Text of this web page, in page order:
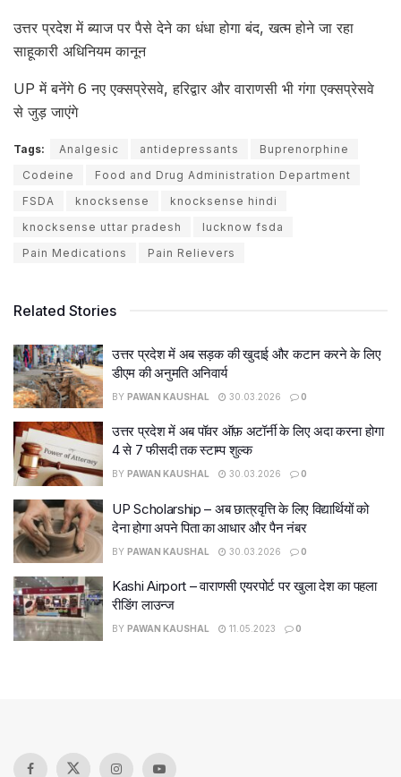
उत्तर प्रदेश में ब्याज पर पैसे देने का धंधा होगा बंद, खत्म होने जा रहा
साहूकारी अधिनियम कानून
UP में बनेंगे 6 नए एक्सप्रेसवे, हरिद्वार और वाराणसी भी गंगा एक्सप्रेसवे
से जुड़ जाएंगे
Tags: Analgesic antidepressants
Buprenorphine
Codeine
Food and Drug Administration Department
FSDA
knocksense
knocksense hindi
knocksense uttar pradesh
lucknow fsda
Pain Medications
Pain Relievers
Related Stories
उत्तर प्रदेश में अब सड़क की खुदाई और कटान करने के लिए
डीएम की अनुमति अनिवार्य
BY PAWAN KAUSHAL 30.03.2026 0
उत्तर प्रदेश में अब पॉवर ऑफ़ अटॉर्नी के लिए अदा करना होगा
4 से 7 फीसदी तक स्टाम्प शुल्क
BY PAWAN KAUSHAL 30.03.2026 0
UP Scholarship – अब छात्रवृत्ति के लिए विद्यार्थियों को
देना होगा अपने पिता का आधार और पैन नंबर
BY PAWAN KAUSHAL 30.03.2026 0
Kashi Airport – वाराणसी एयरपोर्ट पर खुला देश का पहला
रीडिंग लाउन्ज
BY PAWAN KAUSHAL 11.05.2023 0